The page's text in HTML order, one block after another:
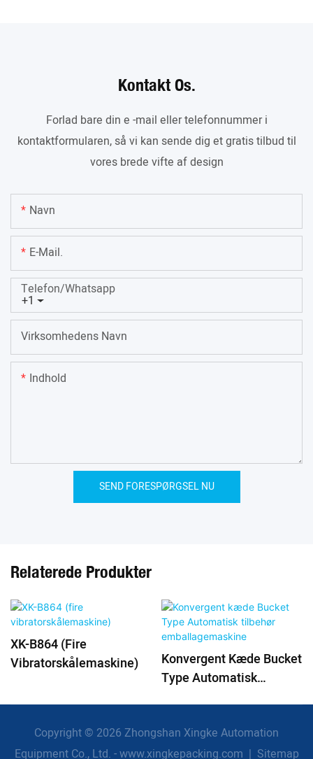
Kontakt Os.
Forlad bare din e -mail eller telefonnummer i
kontaktformularen, så vi kan sende dig et gratis tilbud til
vores brede vifte af design
Navn
E-Mail.
+1
Telefon/whatsapp
Virksomhedens Navn
Indhold
SEND FORESPØRGSEL NU
Relaterede Produkter
XK-B864 (fire
Vibratorskålemaskine)
Konvergent Kæde Bucket
Type Automatisk
Copyright © 2026 Zhongshan Xingke Automation
Equipment Co., Ltd. - www.xingkepacking.com | Sitemap